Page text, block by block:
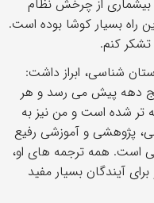
بیشماری از چرخش نظام
راه بسیار کوشا بوده است.
تشکر کنم.
شناسی، ابراز داشت:
دهه پیش می رسد و هر
تر شده است و من نیز به
پژوهشی و آموزشی رفیع
است. همه ترجمه های او،
آیندگان بسیار مفید